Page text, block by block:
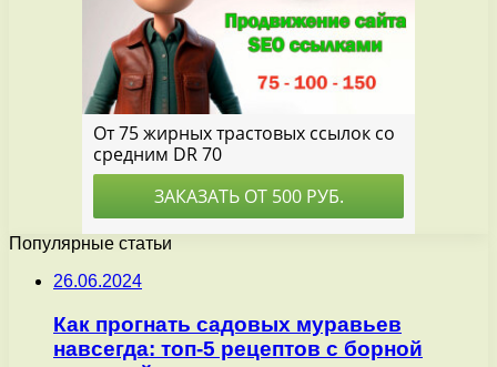
Популярные статьи
26.06.2024
Как прогнать садовых муравьев
навсегда: топ-5 рецептов с борной